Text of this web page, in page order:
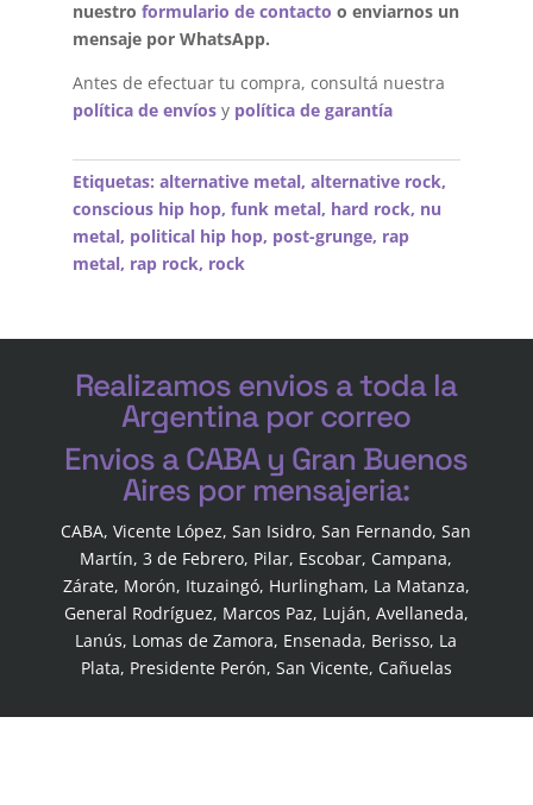
nuestro formulario de contacto o enviarnos un
mensaje por WhatsApp.
Antes de efectuar tu compra, consultá nuestra
política de envíosy política de garantía
Etiquetas: alternative metal, alternative rock,
conscious hip hop, funk metal, hard rock, nu
metal, political hip hop, post-grunge, rap
metal, rap rock, rock
Realizamos envios a toda la
Argentina por correo
Envios a CABA y Gran Buenos
Aires por mensajeria:
CABA, Vicente López, San Isidro, San Fernando, San
Martín, 3 de Febrero, Pilar, Escobar, Campana,
Zárate, Morón, Ituzaingó, Hurlingham, La Matanza,
General Rodríguez, Marcos Paz, Luján, Avellaneda,
Lanús, Lomas de Zamora, Ensenada, Berisso, La
Plata, Presidente Perón, San Vicente, Cañuelas